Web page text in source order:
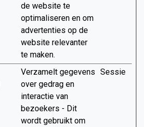
de website te
optimaliseren en om
advertenties op de
website relevanter
te maken.
Verzamelt gegevens
over gedrag en
interactie van
bezoekers - Dit
wordt gebruikt om
Sessie